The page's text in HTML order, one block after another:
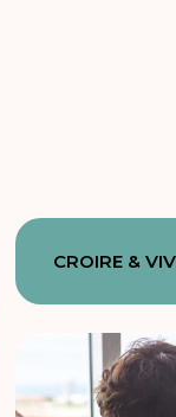
CROIRE &